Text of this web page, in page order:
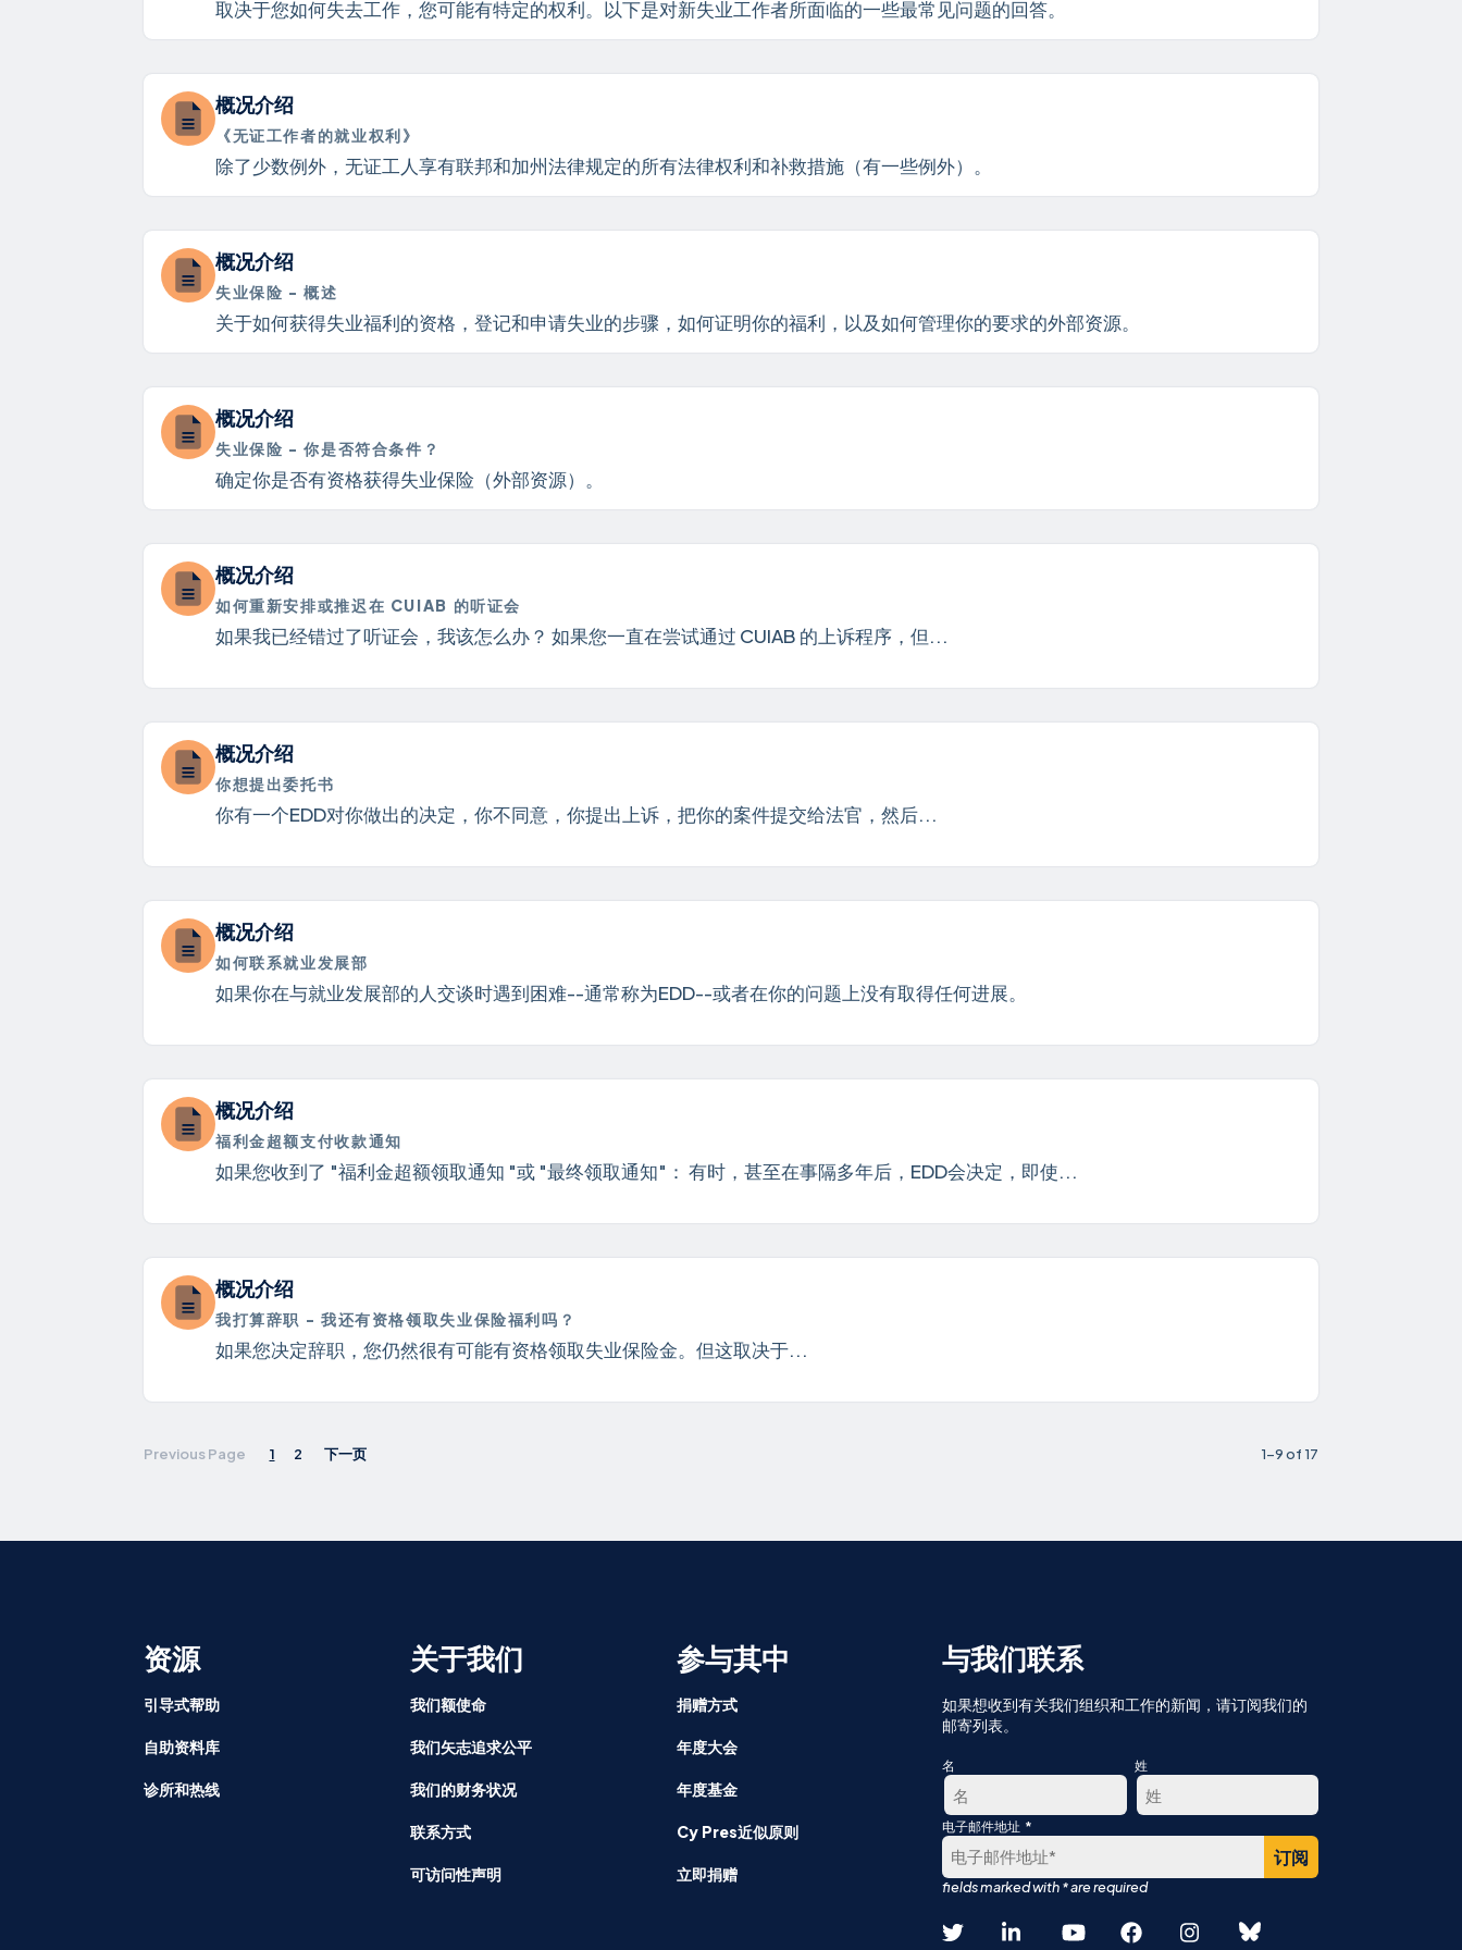
取决于您如何失去工作，您可能有特定的权利。以下是对新失业工作者所面临的一些最常见问题的回答。
概况介绍
《无证工作者的就业权利》
除了少数例外，无证工人享有联邦和加州法律规定的所有法律权利和补救措施（有一些例外）。
概况介绍
失业保险 - 概述
关于如何获得失业福利的资格，登记和申请失业的步骤，如何证明你的福利，以及如何管理你的要求的外部资源。
概况介绍
失业保险 - 你是否符合条件？
确定你是否有资格获得失业保险（外部资源）。
概况介绍
如何重新安排或推迟在 CUIAB 的听证会
如果我已经错过了听证会，我该怎么办？ 如果您一直在尝试通过 CUIAB 的上诉程序，但...
概况介绍
你想提出委托书
你有一个EDD对你做出的决定，你不同意，你提出上诉，把你的案件提交给法官，然后...
概况介绍
如何联系就业发展部
如果你在与就业发展部的人交谈时遇到困难--通常称为EDD--或者在你的问题上没有取得任何进展。
概况介绍
福利金超额支付收款通知
如果您收到了 "福利金超额领取通知 "或 "最终领取通知"： 有时，甚至在事隔多年后，EDD会决定，即使...
概况介绍
我打算辞职 - 我还有资格领取失业保险福利吗？
如果您决定辞职，您仍然很有可能有资格领取失业保险金。但这取决于...
1 2 下一页 1-9 of 17
资源
引导式帮助
自助资料库
诊所和热线
关于我们
我们额使命
我们矢志追求公平
我们的财务状况
联系方式
可访问性声明
参与其中
捐赠方式
年度大会
年度基金
Cy Pres近似原则
立即捐赠
与我们联系
如果想收到有关我们组织和工作的新闻，请订阅我们的
邮寄列表。
名
第
一
姓
最
电子邮件地址 *